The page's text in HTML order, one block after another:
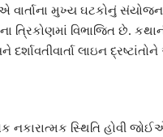
એ વાર્તાના મુખ્ય ઘટકોનું
વિભાજિત છે.
દર્શાવતીવાર્તા લાઇન
નકારાત્મક સ્થિતિ હોવી